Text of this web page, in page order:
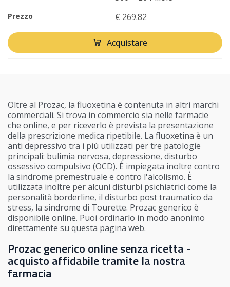
Prezzo € 269.82
Acquistare
Oltre al Prozac, la fluoxetina è contenuta in altri marchi
commerciali. Si trova in commercio sia nelle farmacie
che online, e per riceverlo è prevista la presentazione
della prescrizione medica ripetibile. La fluoxetina è un
anti depressivo tra i più utilizzati per tre patologie
principali: bulimia nervosa, depressione, disturbo
ossessivo compulsivo (OCD). È impiegata inoltre contro
la sindrome premestruale e contro l'alcolismo. È
utilizzata inoltre per alcuni disturbi psichiatrici come la
personalità borderline, il disturbo post traumatico da
stress, la sindrome di Tourette. Prozac generico è
disponibile online. Puoi ordinarlo in modo anonimo
direttamente su questa pagina web.
Prozac generico online senza ricetta -
acquisto affidabile tramite la nostra
farmacia